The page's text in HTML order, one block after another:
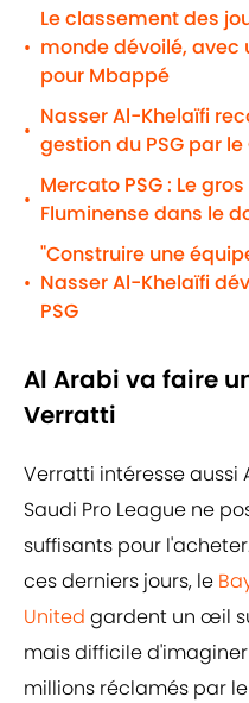
•
Le classement des
monde dévoilé,
pour Mbappé
•
Nasser Al-Khelaïfi
gestion du PSG par
•
Mercato PSG : Le
Fluminense dans le
•
"Construire une
Nasser Al-Khelaïfi
PSG
Al Arabi va faire
Verratti
Verratti intéresse aussi
Saudi Pro League ne
suffisants pour
ces derniers jours, le
United gardent un œil
mais difficile
millions réclamés par le